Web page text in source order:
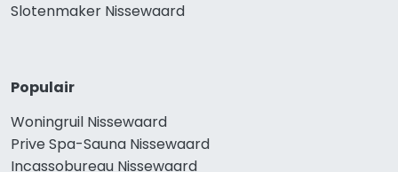
Slotenmaker Nissewaard
Populair
Woningruil Nissewaard
Prive Spa-Sauna Nissewaard
Incassobureau Nissewaard